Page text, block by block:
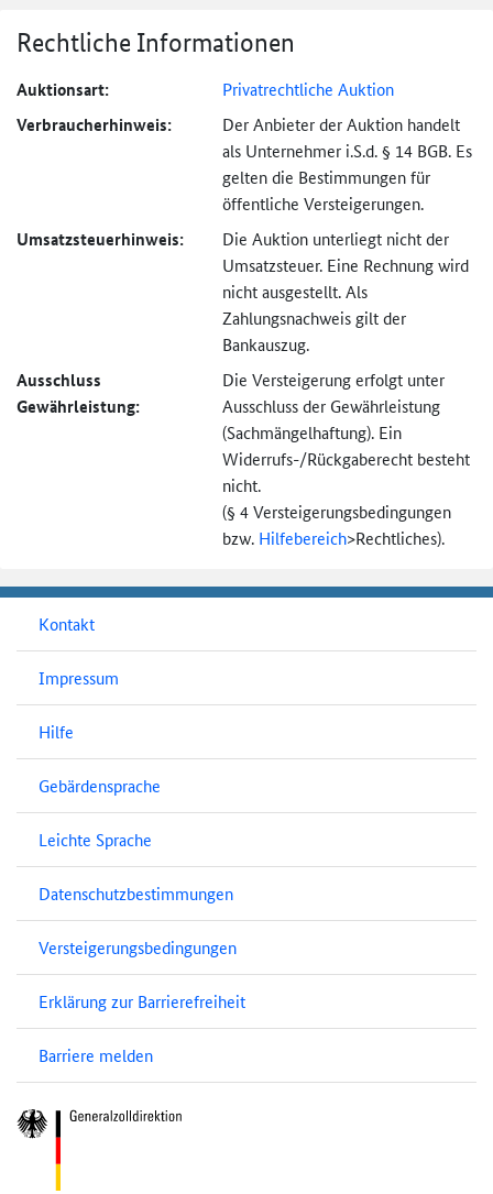
Rechtliche Informationen
Auktionsart: Privatrechtliche Auktion
Verbraucher­hinweis:
Der Anbieter der Auktion handelt
als Unternehmer i.S.d. § 14 BGB. Es
gelten die Bestimmungen für
öffentliche Versteigerungen.
Umsatzsteuer­hinweis:
Die Auktion unterliegt nicht der
Umsatzsteuer. Eine Rechnung wird
nicht ausgestellt. Als
Zahlungsnachweis gilt der
Bankauszug.
Ausschluss
Gewährleistung:
Die Versteigerung erfolgt unter
Ausschluss der Gewährleistung
(Sachmängel­haftung). Ein
Widerrufs-/Rückgaberecht besteht
nicht.
(§ 4 Versteigerungs­bedingungen
bzw. Hilfebereich>Rechtliches).
Kontakt
Impressum
Hilfe
Gebärdensprache
Leichte Sprache
Datenschutzbestimmungen
Versteigerungsbedingungen
Erklärung zur Barrierefreiheit
Barriere melden